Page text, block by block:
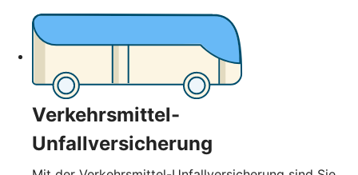
Verkehrsmittel-
Unfallversicherung